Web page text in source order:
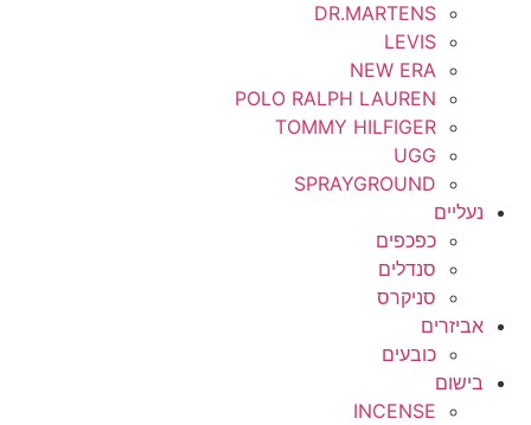
DR.MARTENS
LEVIS
NEW ERA
POLO RALPH LAUREN
TOMMY HILFIGER
UGG
SPRAYGROUND
נעליים
כפכפים
סנדלים
סניקרס
אביזרים
כובעים
בישום
INCENSE